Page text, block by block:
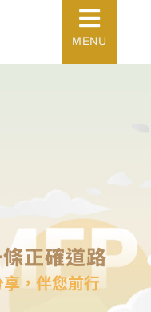
MENU
正確道路
，伴您前行